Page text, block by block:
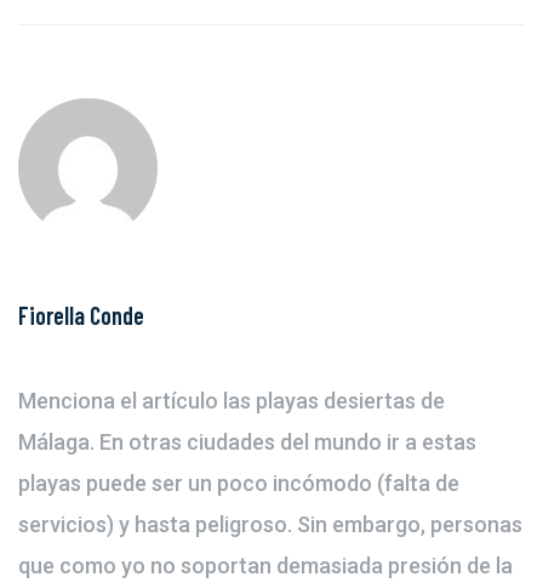
Fiorella Conde
Menciona el artículo las playas desiertas de
Málaga. En otras ciudades del mundo ir a estas
playas puede ser un poco incómodo (falta de
servicios) y hasta peligroso. Sin embargo, personas
que como yo no soportan demasiada presión de la